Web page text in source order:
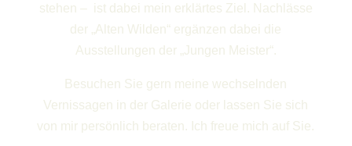
stehen – ist dabei mein erklärtes Ziel. Nachlässe
der „Alten Wilden“ ergänzen dabei die
Ausstellungen der „Jungen Meister“.
Besuchen Sie gern meine wechselnden
Vernissagen in der Galerie oder lassen Sie sich
von mir persönlich beraten. Ich freue mich auf Sie.